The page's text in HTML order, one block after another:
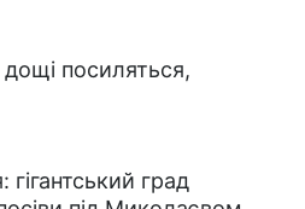
дощі посиляться,
град